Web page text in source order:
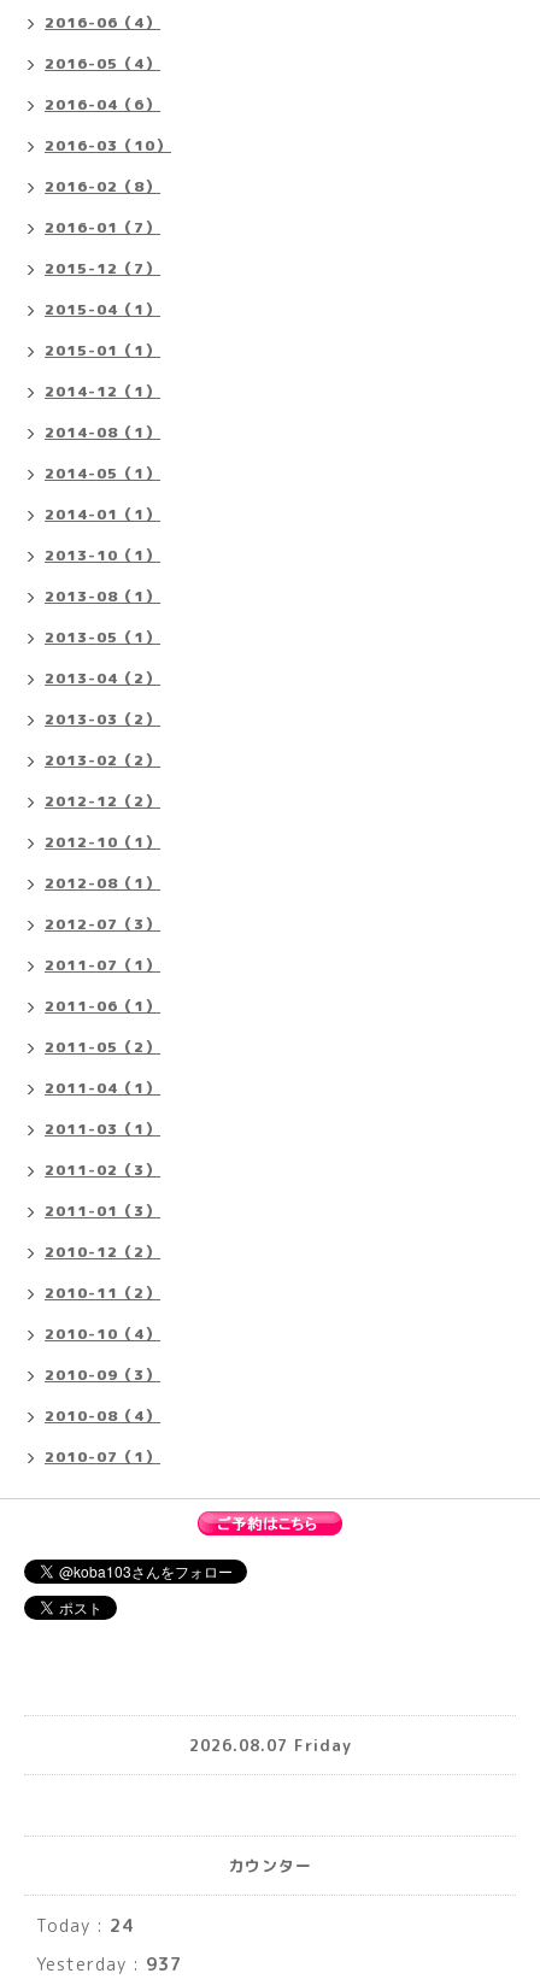
2016-06（4）
2016-05（4）
2016-04（6）
2016-03（10）
2016-02（8）
2016-01（7）
2015-12（7）
2015-04（1）
2015-01（1）
2014-12（1）
2014-08（1）
2014-05（1）
2014-01（1）
2013-10（1）
2013-08（1）
2013-05（1）
2013-04（2）
2013-03（2）
2013-02（2）
2012-12（2）
2012-10（1）
2012-08（1）
2012-07（3）
2011-07（1）
2011-06（1）
2011-05（2）
2011-04（1）
2011-03（1）
2011-02（3）
2011-01（3）
2010-12（2）
2010-11（2）
2010-10（4）
2010-09（3）
2010-08（4）
2010-07（1）
2026.08.07 Friday
カウンター
Today : 24
Yesterday : 937